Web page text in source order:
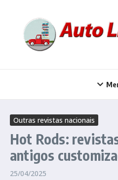
Outras revistas nacionais
Hot Rods:
antigos
25/04/2025